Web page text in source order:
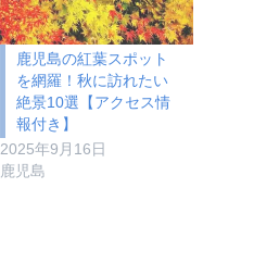
鹿児島の紅葉スポット
を網羅！秋に訪れたい
絶景10選【アクセス情
報付き】
2025年9月16日
鹿児島